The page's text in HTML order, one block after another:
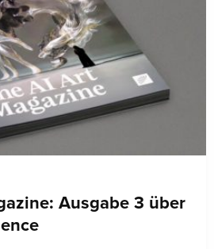
Ausgabe 3 über